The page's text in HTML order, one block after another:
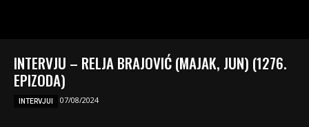
INTERVJU – RELJA BRAJOVIĆ (MAJAK, JUN) (1276.
EPIZODA)
INTERVJUI 07/08/2024